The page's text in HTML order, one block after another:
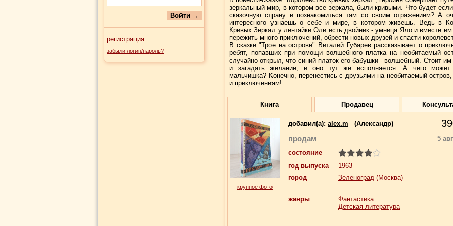
регистрация
забыли логин/пароль?
зеркальный мир, в котором все зеркала, были кривыми. Что будет
сказочную страну и познакомиться там со своим отражением? А
интересного узнаешь о себе и мире, в котором живешь. Ведь в
Кривых Зеркал у лентяйки Оли есть двойник - умница Яло и вместе им
пережить много приключений, обрести новых друзей и спасти
В сказке "Трое на острове" Виталий Губарев рассказывает о
ребят, попавших при помощи волшебного платка на необитаемый
случайно открыл, что синий платок его бабушки - волшебный. Стоит им
и загадать желание, и оно тут же исполняется. А чего может
мальчишка? Конечно, перенестись с друзьями на необитаемый
и приключениям!
Книга Продавец
крупное фото
добавил(a): alex.m (Александр)
продам
5
состояние
год выпуска
1963
город
Зеленоград (Москва)
жанры
Фантастика
Детская литература